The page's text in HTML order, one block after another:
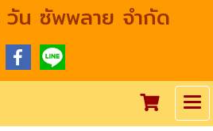
น ซัพพลาย จำกัด